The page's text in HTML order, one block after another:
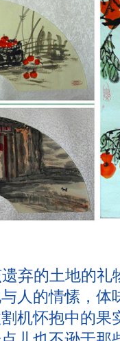
弃的土地的礼
人的情愫，体
机怀抱中的果